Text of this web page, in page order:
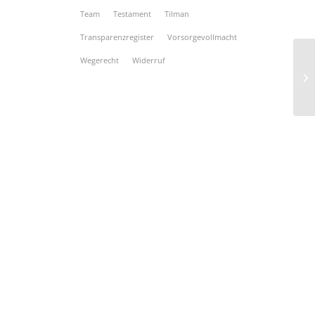
Team Testament Tilman
Transparenzregister Vorsorgevollmacht
Wegerecht Widerruf